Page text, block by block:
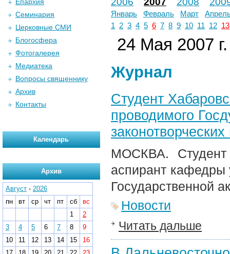
Январь Февраль Март
1
2 3 4 5 6 7 8 9 10 11 12 13
24 Мая 2007 г.
Журнал
Студент
проводимого
МОСКВА. Студент
аспирант кафедры
Государственной
Новости
Читать дальше
Семинария
Церковные СМИ
Блогосфера
Фотогалерея
Медиатека
Вопросы священнику
Архив
Контакты
Календарь
Архив
Август - 2026
пн
вт ср чт пт сб
вс
1
2
3
4 5 6 7 8
9
10
11 12 13 14 15
16